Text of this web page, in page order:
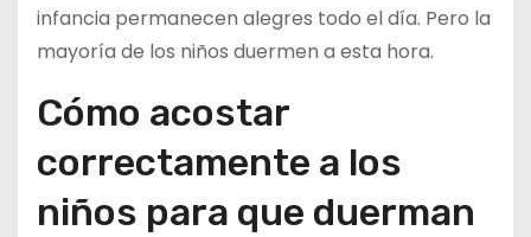
infancia permanecen alegres todo el día. Pero la
mayoría de los niños duermen a esta hora.
Cómo acostar
correctamente a los
niños para que duerman